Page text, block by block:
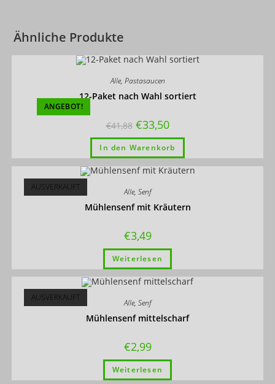
Ähnliche Produkte
ANGEBOT!
Alle, Pastasaucen
12-Paket nach Wahl sortiert
€41,88 €33,50
In den Warenkorb
AUSVERKAUFT Alle, Senf
Mühlensenf mit Kräutern
€3,49
Weiterlesen
AUSVERKAUFT Alle, Senf
Mühlensenf mittelscharf
€2,99
Weiterlesen